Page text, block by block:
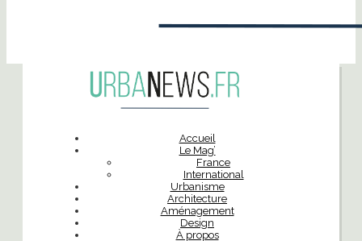
Accueil
Le Mag’
France
International
Urbanisme
Architecture
Aménagement
Design
À propos